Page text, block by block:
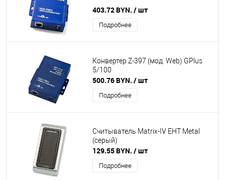
403.72 BYN. / шт
Подробнее
Конвертер Z-397 (мод. Web) GPlus
5/100
500.76 BYN. / шт
Подробнее
Считыватель Matrix-IV EHT Metal
(серый)
129.55 BYN. / шт
Подробнее